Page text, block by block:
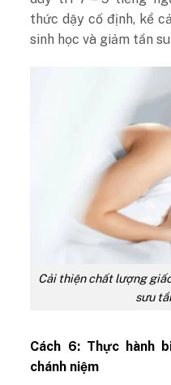
thức dậy cố định, kể
sinh học và giảm tần
Cải thiện chất lượng
sưu
Cách 6: Thực hành
chánh niệm